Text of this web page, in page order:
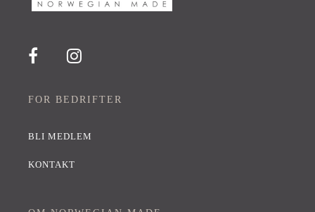
FOR BEDRIFTER
BLI MEDLEM
KONTAKT